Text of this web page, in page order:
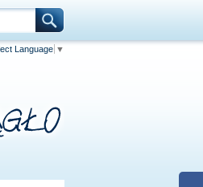
Language ▼